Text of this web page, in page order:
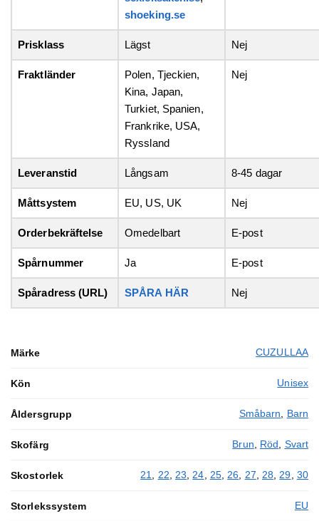
shoeking.se
Prisklass Lägst Nej
Fraktländer
Polen, Tjeckien,
Kina, Japan,
Turkiet, Spanien,
Frankrike, USA,
Ryssland
Nej
Leveranstid Långsam 8-45 dagar
Måttsystem EU, US, UK Nej
Orderbekräftelse Omedelbart E-post
Spårnummer Ja E-post
Spåradress (URL) SPÅRA HÄR Nej
Märke CUZULLAA
Kön Unisex
Åldersgrupp Småbarn Barn
Skofärg Brun Röd Svart
Skostorlek 21 22 23 24 25, 26 27 28 29 30
Storlekssystem EU